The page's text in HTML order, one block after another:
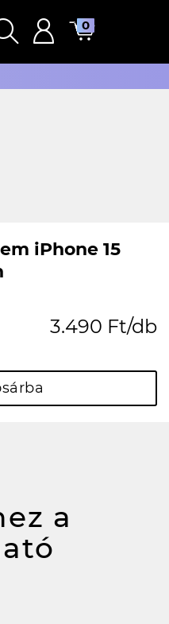
0
iPhone 15
3.490 Ft/db
a